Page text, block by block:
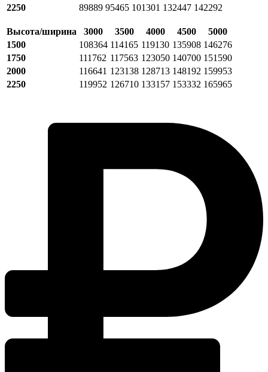
2250
89889 95465 101301 132447 142292
Высота/ширина 3000 3500 4000 4500
5000
1500
108364 114165 119130 135908 146276
1750
111762 117563 123050 140700 151590
2000
116641 123138 128713 148192 159953
2250
119952 126710 133157 153332 165965